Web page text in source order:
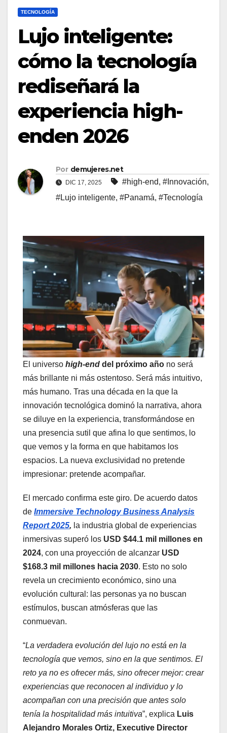
TECNOLOGÍA
Lujo inteligente:
cómo la tecnología
rediseñará la
experiencia high-
enden 2026 ​
Por demujeres.net
DIC 17, 2025 #high-end, #Innovación,
#Lujo inteligente, #Panamá, #Tecnología
El universo high-end del próximo año no será
más brillante ni más ostentoso. Será más intuitivo,
más humano. Tras una década en la que la
innovación tecnológica dominó la narrativa, ahora
se diluye en la experiencia, transformándose en
una presencia sutil que afina lo que sentimos, lo
que vemos y la forma en que habitamos los
espacios. La nueva exclusividad no pretende
impresionar: pretende acompañar.
El mercado confirma este giro. De acuerdo datos
de Immersive Technology Business Analysis
Report 2025, la industria global de experiencias
inmersivas superó los USD $44.1 mil millones en
2024, con una proyección de alcanzar USD
$168.3 mil millones hacia 2030. Esto no solo
revela un crecimiento económico, sino una
evolución cultural: las personas ya no buscan
estímulos, buscan atmósferas que las
conmuevan.
“La verdadera evolución del lujo no está en la
tecnología que vemos, sino en la que sentimos. El
reto ya no es ofrecer más, sino ofrecer mejor: crear
experiencias que reconocen al individuo y lo
acompañan con una precisión que antes solo
tenía la hospitalidad más intuitiva”, explica Luis
Alejandro Morales Ortiz, Executive Director